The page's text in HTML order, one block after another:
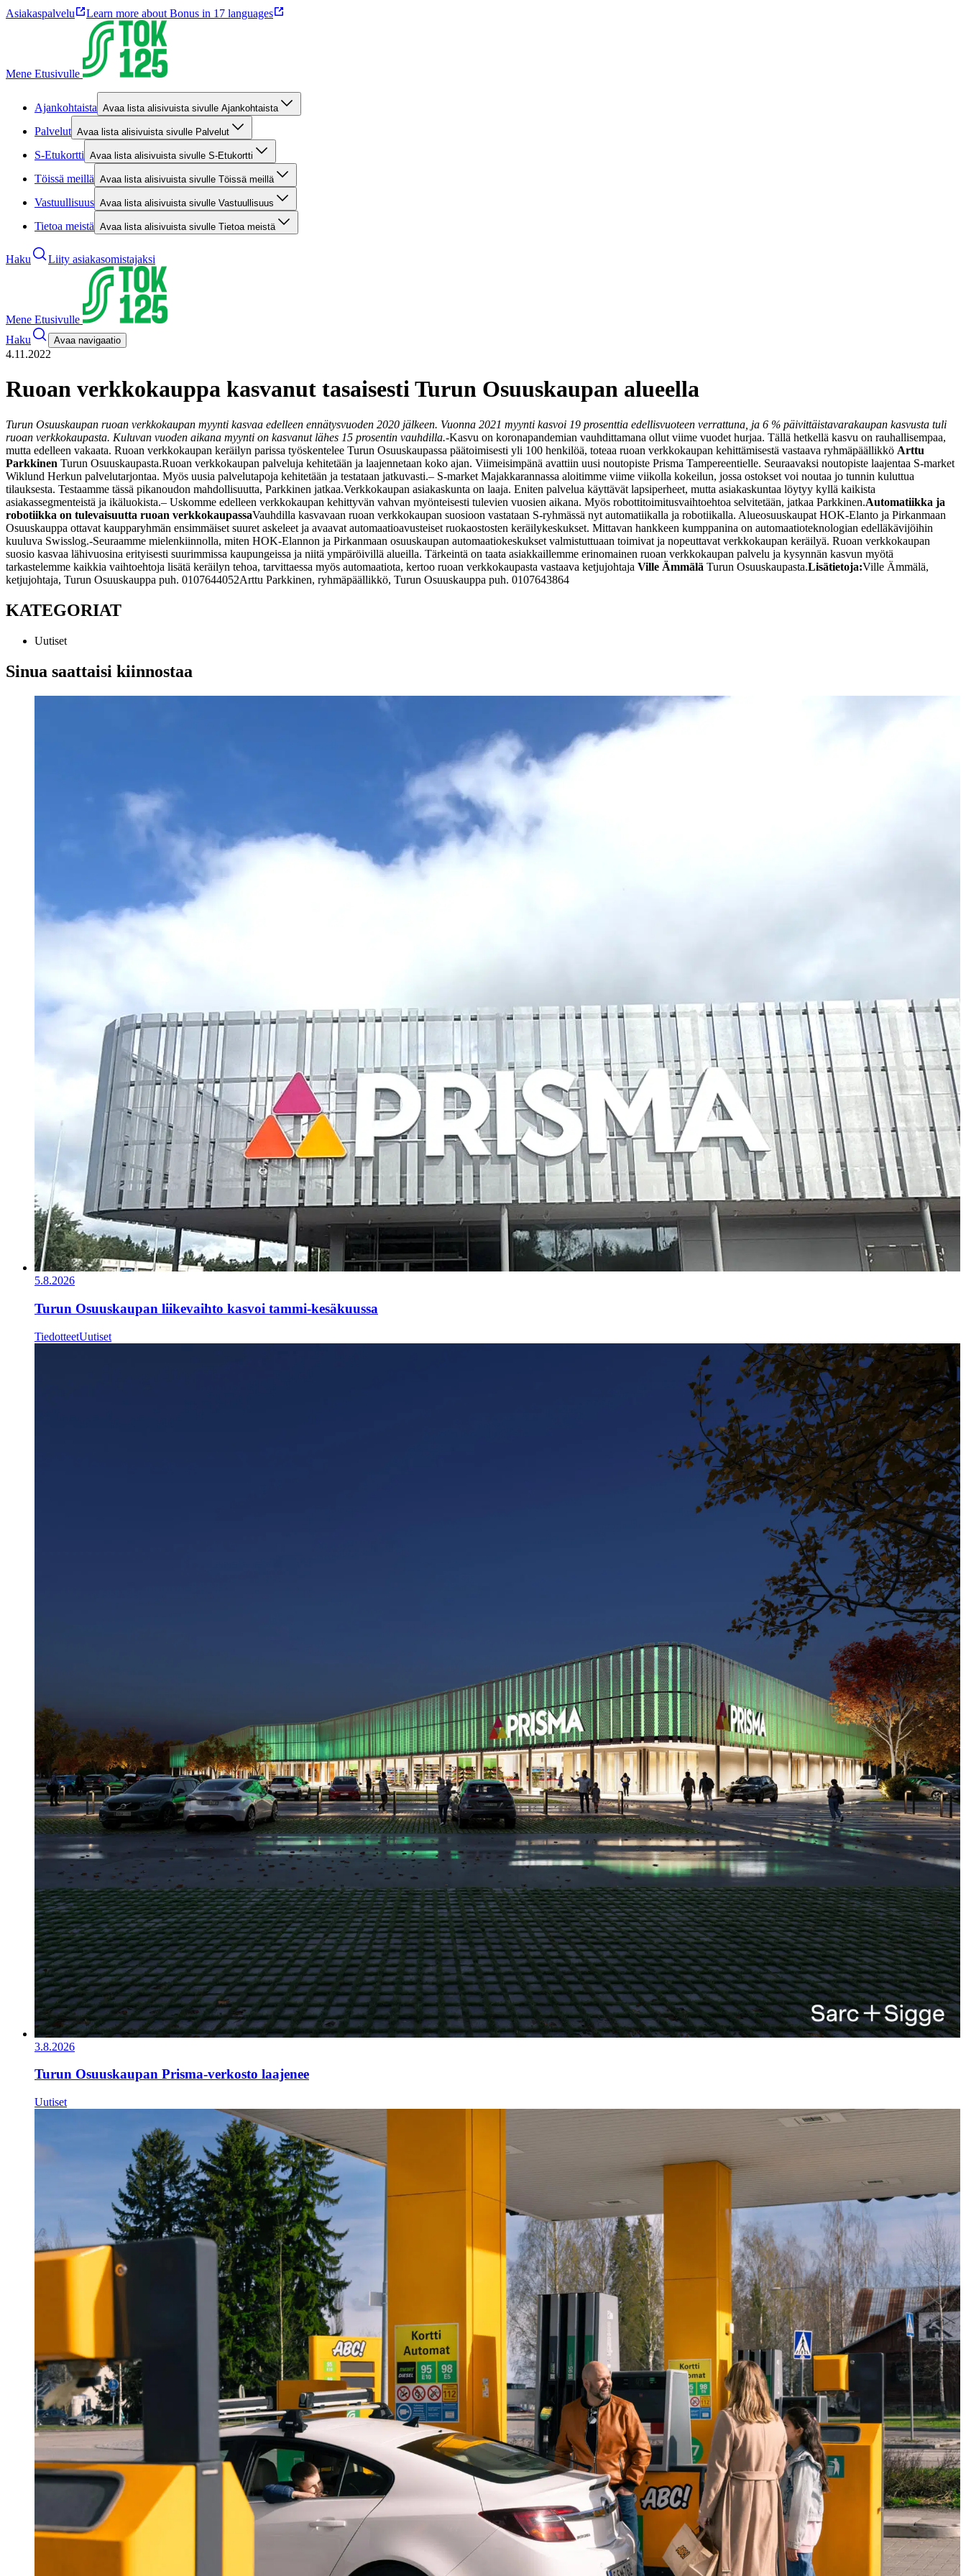
Asiakaspalvelu Learn more about Bonus in 17 languages
Mene Etusivulle
Ajankohtaista Avaa lista alisivuista sivulle Ajankohtaista
Palvelut Avaa lista alisivuista sivulle Palvelut
S-Etukortti Avaa lista alisivuista sivulle S-Etukortti
Töissä meillä Avaa lista alisivuista sivulle Töissä meillä
Vastuullisuus Avaa lista alisivuista sivulle Vastuullisuus
Tietoa meistä Avaa lista alisivuista sivulle Tietoa meistä
Haku Liity asiakasomistajaksi
Mene Etusivulle
Haku
Avaa navigaatio
4.11.2022
Ruoan verkkokauppa kasvanut tasaisesti Turun Osuuskaupan alueella
Turun Osuuskaupan ruoan verkkokaupan myynti kasvaa edelleen ennätysvuoden 2020 jälkeen. Vuonna 2021 myynti kasvoi 19 prosenttia edellisvuoteen verrattuna, ja 6 % päivittäistavarakaupan kasvusta tuli
ruoan verkkokaupasta. Kuluvan vuoden aikana myynti on kasvanut lähes 15 prosentin vauhdilla.-Kasvu on koronapandemian vauhdittamana ollut viime vuodet hurjaa. Tällä hetkellä kasvu on rauhallisempaa,
mutta edelleen vakaata. Ruoan verkkokaupan keräilyn parissa työskentelee Turun Osuuskaupassa päätoimisesti yli 100 henkilöä, toteaa ruoan verkkokaupan kehittämisestä vastaava ryhmäpäällikkö Arttu
Parkkinen Turun Osuuskaupasta.Ruoan verkkokaupan palveluja kehitetään ja laajennetaan koko ajan. Viimeisimpänä avattiin uusi noutopiste Prisma Tampereentielle. Seuraavaksi noutopiste laajentaa S-market
Wiklund Herkun palvelutarjontaa. Myös uusia palvelutapoja kehitetään ja testataan jatkuvasti.– S-market Majakkarannassa aloitimme viime viikolla kokeilun, jossa ostokset voi noutaa jo tunnin kuluttua
tilauksesta. Testaamme tässä pikanoudon mahdollisuutta, Parkkinen jatkaa.Verkkokaupan asiakaskunta on laaja. Eniten palvelua käyttävät lapsiperheet, mutta asiakaskuntaa löytyy kyllä kaikista
asiakassegmenteistä ja ikäluokista.– Uskomme edelleen verkkokaupan kehittyvän vahvan myönteisesti tulevien vuosien aikana. Myös robottitoimitusvaihtoehtoa selvitetään, jatkaa Parkkinen.Automatiikka ja
robotiikka on tulevaisuutta ruoan verkkokaupassaVauhdilla kasvavaan ruoan verkkokaupan suosioon vastataan S-ryhmässä nyt automatiikalla ja robotiikalla. Alueosuuskaupat HOK-Elanto ja Pirkanmaan
Osuuskauppa ottavat kaupparyhmän ensimmäiset suuret askeleet ja avaavat automaatioavusteiset ruokaostosten keräilykeskukset. Mittavan hankkeen kumppanina on automaatioteknologian edelläkävijöihin
kuuluva Swisslog.-Seuraamme mielenkiinnolla, miten HOK-Elannon ja Pirkanmaan osuuskaupan automaatiokeskukset valmistuttuaan toimivat ja nopeuttavat verkkokaupan keräilyä. Ruoan verkkokaupan
suosio kasvaa lähivuosina erityisesti suurimmissa kaupungeissa ja niitä ympäröivillä alueilla. Tärkeintä on taata asiakkaillemme erinomainen ruoan verkkokaupan palvelu ja kysynnän kasvun myötä
tarkastelemme kaikkia vaihtoehtoja lisätä keräilyn tehoa, tarvittaessa myös automaatiota, kertoo ruoan verkkokaupasta vastaava ketjujohtaja Ville Ämmälä Turun Osuuskaupasta.Lisätietoja:Ville Ämmälä,
ketjujohtaja, Turun Osuuskauppa puh. 0107644052Arttu Parkkinen, ryhmäpäällikkö, Turun Osuuskauppa puh. 0107643864
KATEGORIAT
Uutiset
Sinua saattaisi kiinnostaa
5.8.2026
Turun Osuuskaupan liikevaihto kasvoi tammi-kesäkuussa
TiedotteetUutiset
3.8.2026
Turun Osuuskaupan Prisma-verkosto laajenee
Uutiset